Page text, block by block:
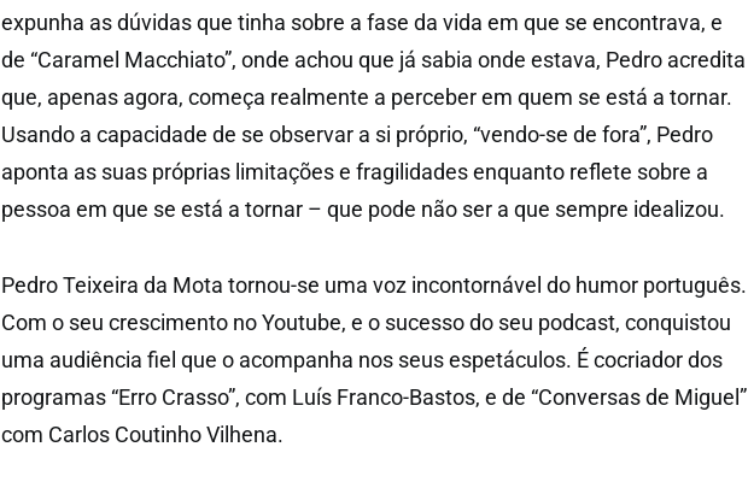
expunha as dúvidas que tinha sobre a fase da vida em que se encontrava, e
de “Caramel Macchiato”, onde achou que já sabia onde estava, Pedro acredita
que, apenas agora, começa realmente a perceber em quem se está a tornar.
Usando a capacidade de se observar a si próprio, “vendo-se de fora”, Pedro
aponta as suas próprias limitações e fragilidades enquanto reflete sobre a
pessoa em que se está a tornar – que pode não ser a que sempre idealizou.
Pedro Teixeira da Mota tornou-se uma voz incontornável do humor português.
Com o seu crescimento no Youtube, e o sucesso do seu podcast, conquistou
uma audiência fiel que o acompanha nos seus espetáculos. É cocriador dos
programas “Erro Crasso”, com Luís Franco-Bastos, e de “Conversas de Miguel”
com Carlos Coutinho Vilhena.